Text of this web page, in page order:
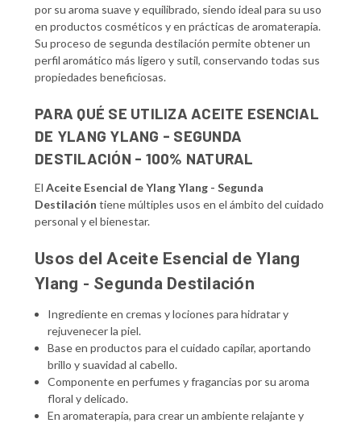
por su aroma suave y equilibrado, siendo ideal para su uso
en productos cosméticos y en prácticas de aromaterapia.
Su proceso de segunda destilación permite obtener un
perfil aromático más ligero y sutil, conservando todas sus
propiedades beneficiosas.
PARA QUÉ SE UTILIZA ACEITE ESENCIAL
DE YLANG YLANG - SEGUNDA
DESTILACIÓN - 100% NATURAL
El Aceite Esencial de Ylang Ylang - Segunda
Destilación tiene múltiples usos en el ámbito del cuidado
personal y el bienestar.
Usos del Aceite Esencial de Ylang
Ylang - Segunda Destilación
Ingrediente en cremas y lociones para hidratar y
rejuvenecer la piel.
Base en productos para el cuidado capilar, aportando
brillo y suavidad al cabello.
Componente en perfumes y fragancias por su aroma
floral y delicado.
En aromaterapia, para crear un ambiente relajante y